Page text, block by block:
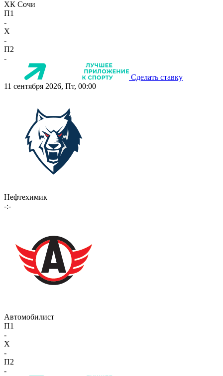
ХК Сочи
П1
-
X
-
П2
-
Сделать ставку
11 сентября 2026, Пт, 00:00
Нефтехимик
-:-
Автомобилист
П1
-
X
-
П2
-